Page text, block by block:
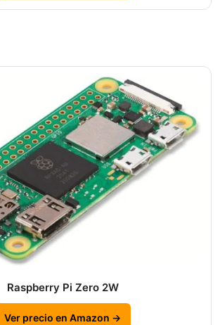
Raspberry Pi Zero 2W
Ver precio en Amazon →